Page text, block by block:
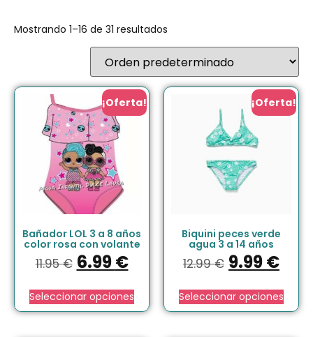
Mostrando 1–16 de 31 resultados
¡Oferta!
Bañador LOL 3 a 8 años
color rosa con volante
11.95€ 6.99€
Seleccionar opciones
¡Oferta!
Biquini peces verde
agua 3 a 14 años
12.99€ 9.99€
Seleccionar opciones